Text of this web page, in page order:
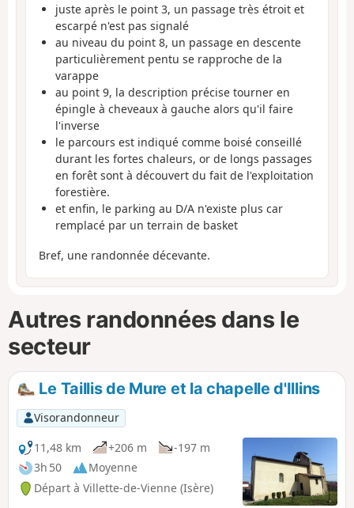
juste après le point 3, un passage très étroit et
escarpé n'est pas signalé
au niveau du point 8, un passage en descente
particulièrement pentu se rapproche de la
varappe
au point 9, la description précise tourner en
épingle à cheveaux à gauche alors qu'il faire
l'inverse
le parcours est indiqué comme boisé conseillé
durant les fortes chaleurs, or de longs passages
en forêt sont à découvert du fait de l'exploitation
forestière.
et enfin, le parking au D/A n'existe plus car
remplacé par un terrain de basket
Bref, une randonnée décevante.
Autres randonnées dans le
secteur
Le Taillis de Mure et la chapelle d'Illins
Visorandonneur
11,48 km
+206 m
-197 m
3h 50
Moyenne
Départ à Villette-de-Vienne (Isère)